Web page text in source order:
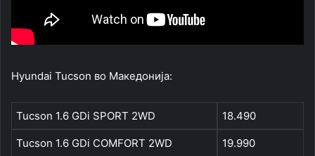
Hyundai Tucson во Македонија:
Tucson 1.6 GDi SPORT 2WD 18.490
Tucson 1.6 GDi COMFORT 2WD 19.990